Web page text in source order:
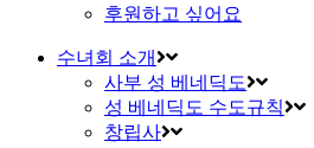
후원하고 싶어요
수녀회 소개
사부 성 베네딕도
성 베네딕도 수도규칙
창립사